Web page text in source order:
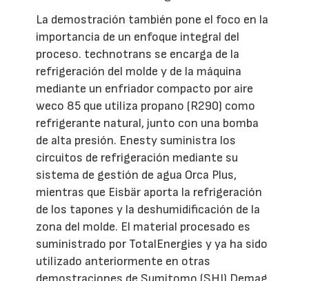
La demostración también pone el foco en la
importancia de un enfoque integral del
proceso. technotrans se encarga de la
refrigeración del molde y de la máquina
mediante un enfriador compacto por aire
weco 85 que utiliza propano (R290) como
refrigerante natural, junto con una bomba
de alta presión. Enesty suministra los
circuitos de refrigeración mediante su
sistema de gestión de agua Orca Plus,
mientras que Eisbär aporta la refrigeración
de los tapones y la deshumidificación de la
zona del molde. El material procesado es
suministrado por TotalEnergies y ya ha sido
utilizado anteriormente en otras